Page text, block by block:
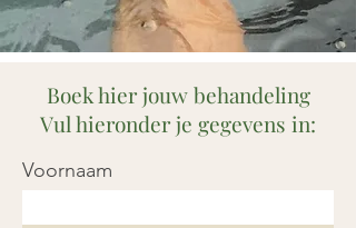
Boek hier jouw behandeling
Vul hieronder je gegevens in:
Voornaam